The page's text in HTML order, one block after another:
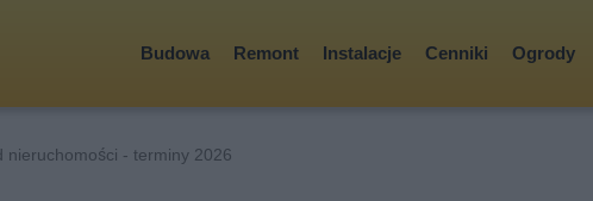
Budowa Remont Instalacje Cenniki Ogrody
nieruchomości - terminy 2026